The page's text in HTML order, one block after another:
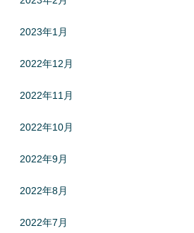
2023年1月
2022年12月
2022年11月
2022年10月
2022年9月
2022年8月
2022年7月